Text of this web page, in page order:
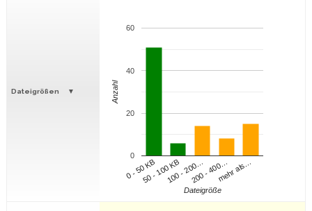
Dateigrößen
0 - 50 KB50 - 100 KB100 - 200…200 - 400…mehr als…
0
20
40
60
Dateigröße
Anzahl